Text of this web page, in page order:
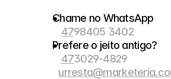
Chame no WhatsApp
4798405 3402
Prefere o jeito antigo?
473029-4829